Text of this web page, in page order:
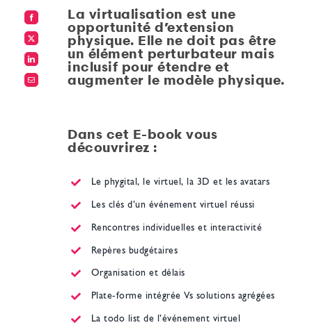
La virtualisation est une
opportunité d’extension
physique. Elle ne doit pas être
un élément perturbateur mais
inclusif pour étendre et
augmenter le modèle physique.
Dans cet E-book vous
découvrirez :
Le phygital, le virtuel, la 3D et les avatars
Les clés d’un événement virtuel réussi
Rencontres individuelles et interactivité
Repères budgétaires
Organisation et délais
Plate-forme intégrée Vs solutions agrégées
La todo list de l’événement virtuel